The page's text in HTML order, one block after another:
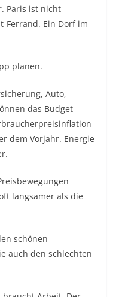
Paris ist nicht
Ferrand. Ein Dorf im
planen.
Auto,
das Budget
dem Vorjahr. Energie
langsamer als die
schönen
auch den schlechten